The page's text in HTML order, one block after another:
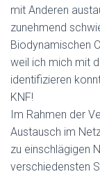
mit Anderen
zunehmend
Biodynamischen
weil ich mich mit
identifizieren
KNF!
Im Rahmen der
Austausch im
zu einschlägigen
verschiedensten